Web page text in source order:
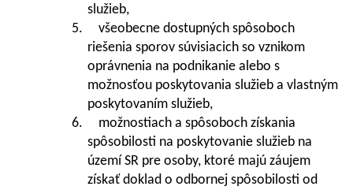
služieb,
5. všeobecne dostupných spôsoboch
riešenia sporov súvisiacich so vznikom
oprávnenia na podnikanie alebo s
možnosťou poskytovania služieb a vlastným
poskytovaním služieb,
6. možnostiach a spôsoboch získania
spôsobilosti na poskytovanie služieb na
území SR pre osoby, ktoré majú záujem
získať doklad o odbornej spôsobilosti od